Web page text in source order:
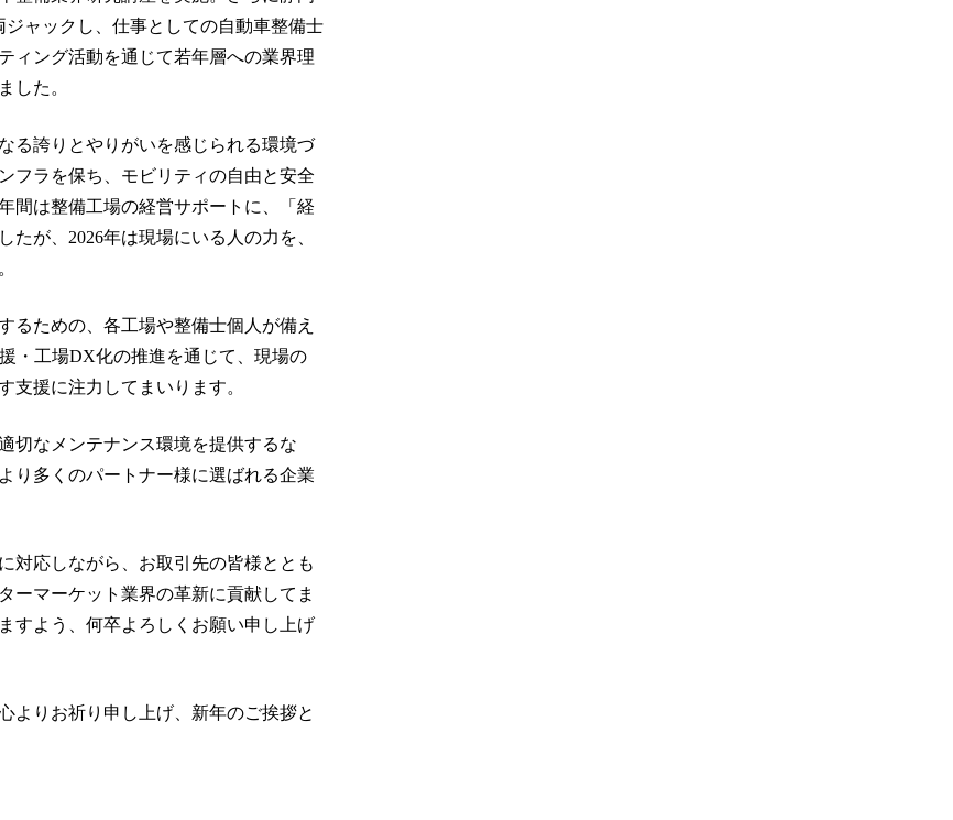
ャックし、仕事としての自動車整備士
ィング活動を通じて若年層への業界理
した。
る誇りとやりがいを感じられる環境づ
フラを保ち、モビリティの自由と安全
間は整備工場の経営サポートに、「経
が、2026年は現場にいる人の力を、
るための、各工場や整備士個人が備え
・工場DX化の推進を通じて、現場の
支援に注力してまいります。
切なメンテナンス環境を提供するな
り多くのパートナー様に選ばれる企業
対応しながら、お取引先の皆様ととも
ーマーケット業界の革新に貢献してま
すよう、何卒よろしくお願い申し上げ
よりお祈り申し上げ、新年のご挨拶と